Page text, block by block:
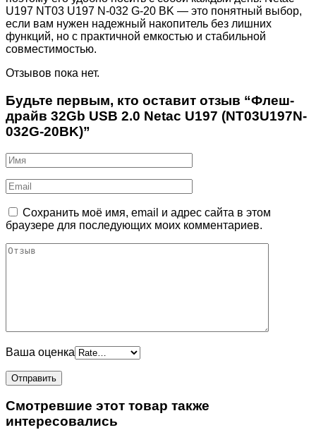
U197 NT03 U197 N-032 G-20 BK — это понятный выбор,
если вам нужен надежный накопитель без лишних
функций, но с практичной емкостью и стабильной
совместимостью.
Отзывов пока нет.
Будьте первым, кто оставит отзыв “Флеш-
драйв 32Gb USB 2.0 Netac U197 (NT03U197N-
032G-20BK)”
Сохранить моё имя, email и адрес сайта в этом
браузере для последующих моих комментариев.
Ваша оценка
Смотревшие этот товар также
интересовались